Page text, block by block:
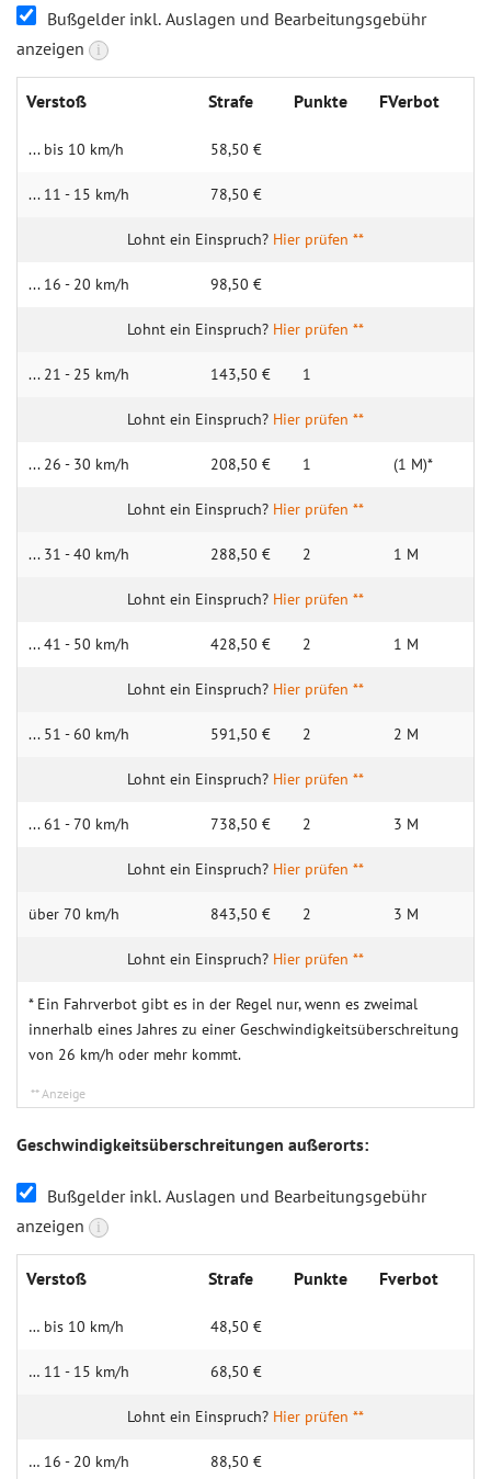
Bußgelder inkl. Auslagen und Bearbeitungsgebühr
anzeigen
i
Verstoß Strafe Punkte FVerbot
... bis 10 km/h 58,50 €
... 11 - 15 km/h 78,50 €
Hier prüfen **
... 16 - 20 km/h 98,50 €
Hier prüfen **
... 21 - 25 km/h 143,50 € 1
Hier prüfen **
... 26 - 30 km/h 208,50 € 1 (1 M)*
Hier prüfen **
... 31 - 40 km/h 288,50 € 2 1 M
Hier prüfen **
... 41 - 50 km/h 428,50 € 2 1 M
Hier prüfen **
... 51 - 60 km/h 591,50 € 2 2 M
Hier prüfen **
... 61 - 70 km/h 738,50 € 2 3 M
Hier prüfen **
über 70 km/h 843,50 € 2 3 M
Hier prüfen **
* Ein Fahrverbot gibt es in der Regel nur, wenn es zweimal
innerhalb eines Jahres zu einer Geschwindigkeitsüberschreitung
von 26 km/h oder mehr kommt.
Geschwindigkeitsüberschreitungen außerorts:
Bußgelder inkl. Auslagen und Bearbeitungsgebühr
anzeigen
i
Verstoß Strafe Punkte Fverbot
… bis 10 km/h 48,50 €
… 11 - 15 km/h 68,50 €
Hier prüfen **
… 16 - 20 km/h 88,50 €